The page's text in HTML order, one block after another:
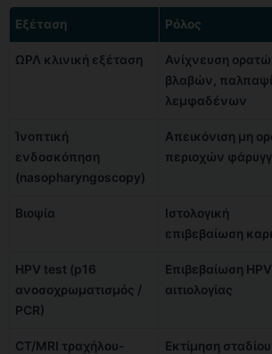
Εξέταση Ρόλος
ΩΡΛ κλινική εξέταση
Ανίχνευση
βλαβών,
λεμφαδένων
Ίνοπτική
ενδοσκόπηση
(nasopharyngoscopy)
Απεικόνιση μη
περιοχών
Βιοψία
Ιστολογική
επιβεβαίωση
HPV test (p16
ανοσοχρωματισμός /
PCR)
Επιβεβαίωση HPV
αιτιολογίας
CT/MRI τραχήλου-
Εκτίμηση σταδίου,